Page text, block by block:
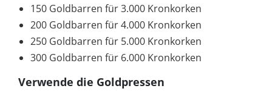
150 Goldbarren für 3.000 Kronkorken
200 Goldbarren für 4.000 Kronkorken
250 Goldbarren für 5.000 Kronkorken
300 Goldbarren für 6.000 Kronkorken
Verwende die Goldpressen